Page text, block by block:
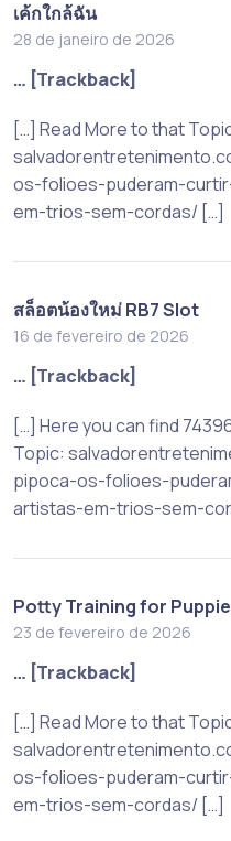
เค้กใกล้ฉัน
28 de janeiro de 2026
… [Trackback]
[…] Read More to that
os-folioes-puderam-
em-trios-sem-cordas/ […]
สล็อตน้องใหม่ RB7 Slot
16 de fevereiro de 2026
… [Trackback]
[…] Here you can find
Topic:
pipoca-os-folioes-
artistas-em-trios-sem-
Potty Training for
23 de fevereiro de 2026
… [Trackback]
[…] Read More to that
os-folioes-puderam-
em-trios-sem-cordas/ […]